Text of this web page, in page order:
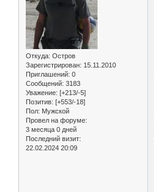
Откуда: Остров
Зарегистрирован: 15.11.2010
Приглашений: 0
Сообщений: 3183
Уважение: [+213/-5]
Позитив: [+553/-18]
Пол: Мужской
Провел на форуме:
3 месяца 0 дней
Последний визит:
22.02.2024 20:09